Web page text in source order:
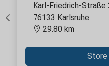
Previous
Karl-Friedrich-Straße
76133 Karlsruhe
29.80 km
Store